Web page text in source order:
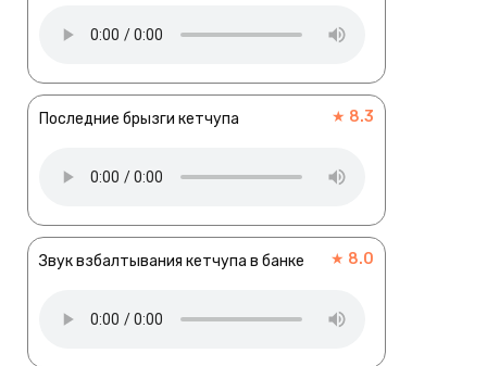
Последние брызги кетчупа ★ 8.3
Звук взбалтывания кетчупа в банке ★ 8.0